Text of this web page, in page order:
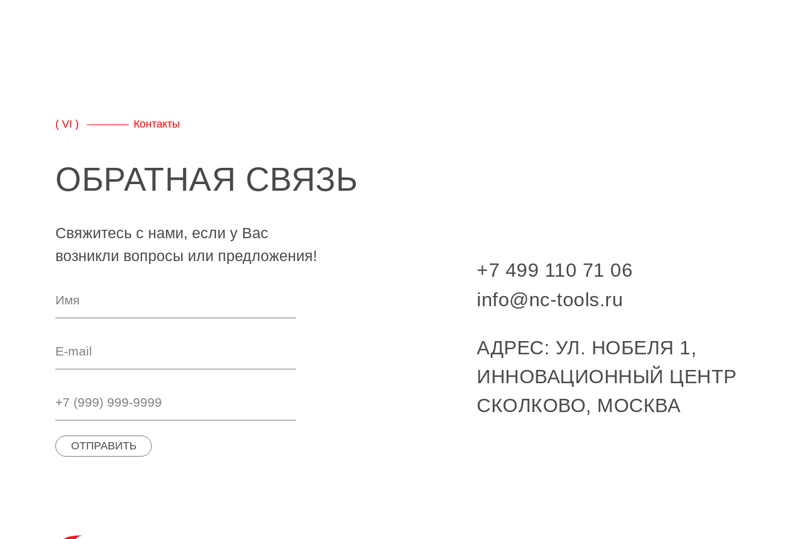
ОБРАТНАЯ СВЯЗЬ
Свяжитесь с нами, если у Вас
возникли вопросы или предложения!
+7 499 110 71 06
info@nc-tools.ru
АДРЕС: УЛ. НОБЕЛЯ 1,
ИННОВАЦИОННЫЙ ЦЕНТР
СКОЛКОВО, МОСКВА
ОТПРАВИТЬ
( VI ) Контакты